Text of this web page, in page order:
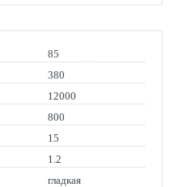
85
380
12000
800
15
1.2
гладкая